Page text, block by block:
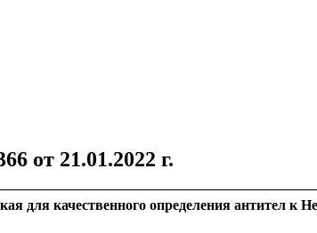
от 21.01.2022 г.
для качественного определения антител к